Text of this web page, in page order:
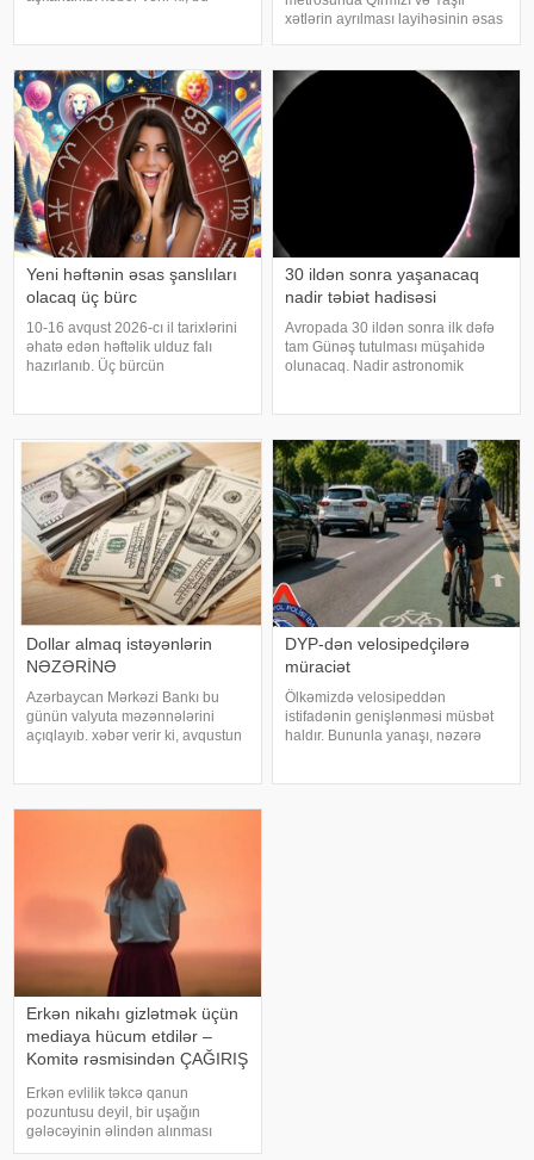
elektron bülletenində əks olunub.
Agentliyi
xətlərin ayrılması layihəsinin əsas
avqustun 15-dən "Nizami" və "28
May" stansiyalar
Yeni həftənin əsas şanslıları
olacaq üç bürc
10-16 avqust 2026-cı il tarixlərini
əhatə edən həftəlik ulduz falı
hazırlanıb. Üç bürcün
"YourTango"ya istinadən xəbər
30 ildən sonra yaşanacaq
nadir təbiət hadisəsi
Avropada 30 ildən sonra ilk dəfə
tam Günəş tutulması müşahidə
olunacaq. Nadir astronomik
qarşısını tamamilə kəsəcək. Tam
tutulma Qrenlandiya, İslandiya
Dollar almaq istəyənlərin
NƏZƏRİNƏ
Azərbaycan Mərkəzi Bankı bu
günün valyuta məzənnələrini
açıqlayıb. xəbər verir ki, avqustun
təşkil edib. Öz növbəsində,
DYP-dən velosipedçilərə
müraciət
Ölkəmizdə velosipeddən
istifadənin genişlənməsi müsbət
haldır. Bununla yanaşı, nəzərə
Erkən nikahı gizlətmək üçün
mediaya hücum etdilər –
Komitə rəsmisindən ÇAĞIRIŞ
Erkən evlilik təkcə qanun
pozuntusu deyil, bir uşağın
gələcəyinin əlindən alınması
deməkdir. xəbər verir ki, bunu Ailə,